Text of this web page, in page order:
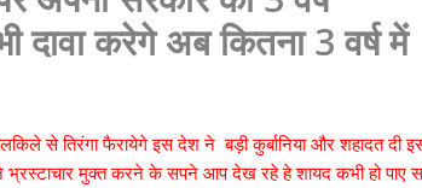
दावा करेगे अब कितना 3 वर्ष में
से तिरंगा फैरायेगे इस देश ने बड़ी कुर्बानिया और शहादत दी
मुक्त करने के सपने आप देख रहे हे शायद कभी हो पाए